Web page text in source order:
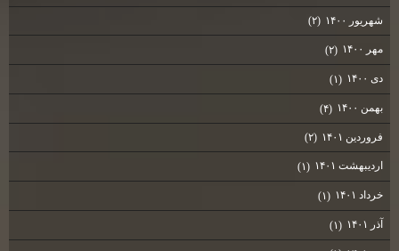
شهریور ۱۴۰۰ (۲)
مهر ۱۴۰۰ (۲)
دی ۱۴۰۰ (۱)
بهمن ۱۴۰۰ (۴)
فروردین ۱۴۰۱ (۲)
اردیبهشت ۱۴۰۱ (۱)
خرداد ۱۴۰۱ (۱)
آذر ۱۴۰۱ (۱)